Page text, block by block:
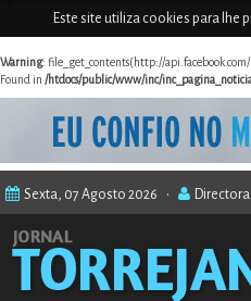
Este site utiliza cookies para lhe
Warning: file_get_contents(http://
Found in /htdocs/public/www/inc/
Sexta, 07 Agosto 2026 •